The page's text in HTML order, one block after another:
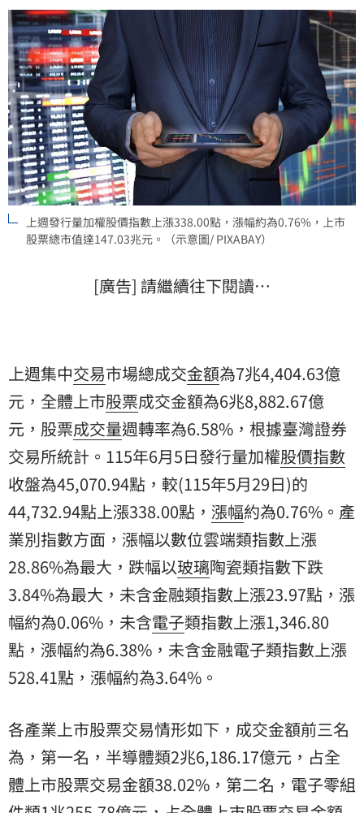
上週發行量加權股價指數上漲338.00點，漲幅約為0.76%，上市
股票總市值達147.03兆元。（示意圖/ PIXABAY）
[廣告] 請繼續往下閱讀…
上週集中交易市場總成交金額為7兆4,404.63億
元，全體上市股票成交金額為6兆8,882.67億
元，股票成交量週轉率為6.58%，根據臺灣證券
交易所統計。115年6月5日發行量加權股價指數
收盤為45,070.94點，較(115年5月29日)的
44,732.94點上漲338.00點， 漲幅約為0.76%。 產
業別指數方面，漲幅以數位雲端類指數上漲
28.86%為最大，跌幅以玻璃陶瓷類指數下跌
3.84%為最大，未含金融類指數上漲23.97點，漲
幅約為0.06%，未含電子類指數上漲1,346.80
點，漲幅約為6.38%，未含金融電子類指數上漲
528.41點，漲幅約為3.64%。
各產業上市股票交易情形如下，成交金額前三名
為，第一名，半導體類2兆6,186.17億元，占全
體上市股票交易金額38.02%，第二名，電子零組